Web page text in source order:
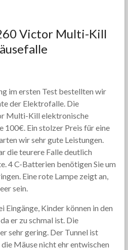
Victor Multi-Kill
im ersten Test bestellten wir
der Elektrofalle. Die
Multi-Kill elektronische
100€. Ein stolzer Preis für eine
wir sehr gute Leistungen.
die teurere Falle deutlich
4 C-Batterien benötigen Sie um
Eine rote Lampe zeigt an,
sein.
Eingänge, Kinder können in den
er zu schmal ist. Die
sehr gering. Der Tunnel ist
Mäuse nicht ehr entwischen